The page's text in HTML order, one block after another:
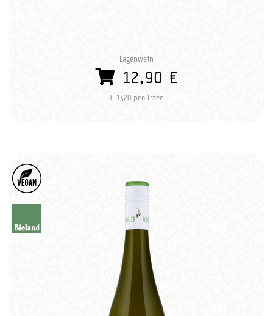
Lagenwein
12,90 €
€ 17,20 pro Liter